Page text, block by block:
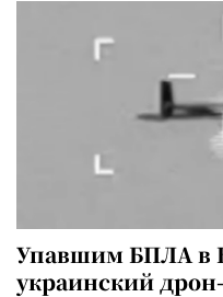
Упавшим БПЛА в
украинский